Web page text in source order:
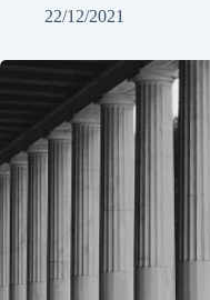
22/12/2021